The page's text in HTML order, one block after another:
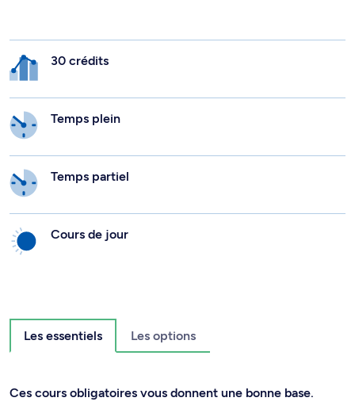
30 crédits
Temps plein
Temps partiel
Cours de jour
Les essentiels Les options
Ces cours obligatoires vous donnent une bonne base.